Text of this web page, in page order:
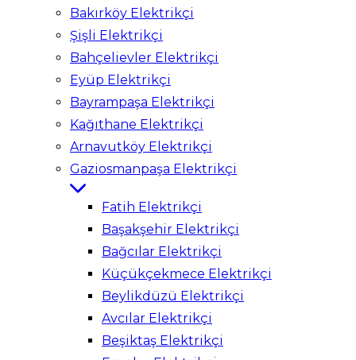
Bakırköy Elektrikçi
Şişli Elektrikçi
Bahçelievler Elektrikçi
Eyüp Elektrikçi
Bayrampaşa Elektrikçi
Kağıthane Elektrikçi
Arnavutköy Elektrikçi
Gaziosmanpaşa Elektrikçi
Fatih Elektrikçi
Başakşehir Elektrikçi
Bağcılar Elektrikçi
Küçükçekmece Elektrikçi
Beylikdüzü Elektrikçi
Avcılar Elektrikçi
Beşiktaş Elektrikçi